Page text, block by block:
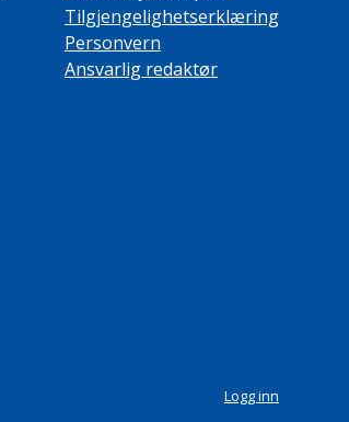
Tilgjengelighetserklæring
Personvern
Ansvarlig redaktør
Logg inn